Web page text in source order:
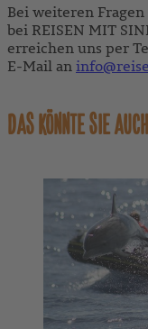
Bei weiteren
bei REISEN MIT
erreichen uns per
E-Mail an
DAS KÖNNTE SIE